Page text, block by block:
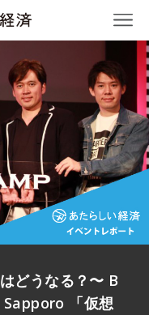
どうなる？〜 B
「仮想